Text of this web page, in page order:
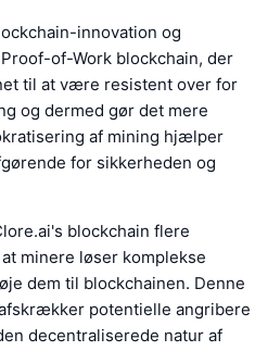
innovation og
of-Work blockchain, der
til at være resistent over for
og dermed gør det mere
af mining hjælper
for sikkerheden og
blockchain flere
minere løser komplekse
dem til blockchainen. Denne
potentielle angribere
decentraliserede natur af